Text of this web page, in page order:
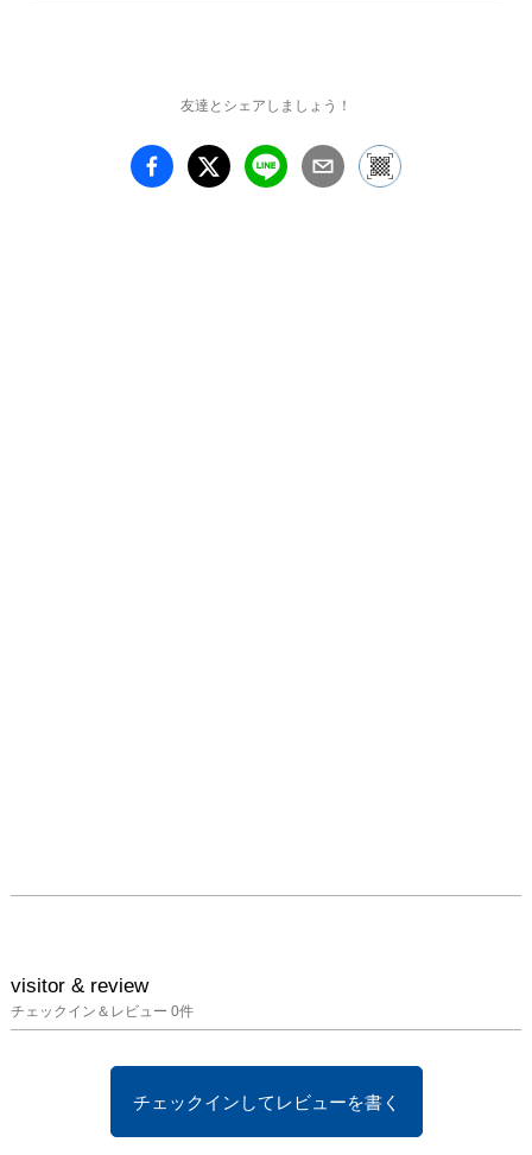
友達とシェアしましょう！
visitor & review
チェックイン＆レビュー 0件
チェックインしてレビューを書く